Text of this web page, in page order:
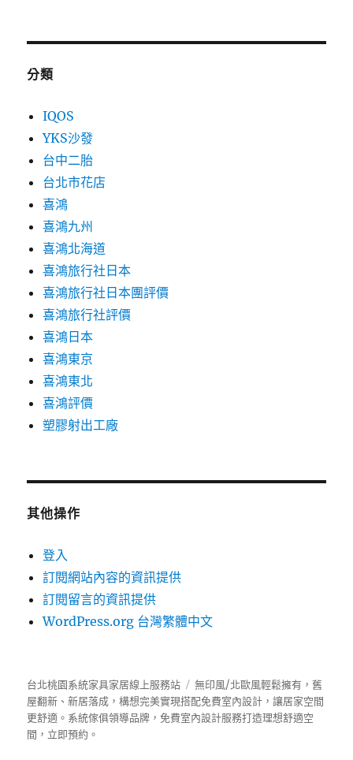
分類
IQOS
YKS沙發
台中二胎
台北市花店
喜鴻
喜鴻九州
喜鴻北海道
喜鴻旅行社日本
喜鴻旅行社日本團評價
喜鴻旅行社評價
喜鴻日本
喜鴻東京
喜鴻東北
喜鴻評價
塑膠射出工廠
其他操作
登入
訂閱網站內容的資訊提供
訂閱留言的資訊提供
WordPress.org 台灣繁體中文
台北桃園系統家具家居線上服務站
無印風/北歐風輕鬆擁有，舊
屋翻新、新居落成，構想完美實現搭配免費室內設計，讓居家空間
更舒適。 系統傢俱領導品牌，免費室內設計服務打造理想舒適空
間，立即預約。